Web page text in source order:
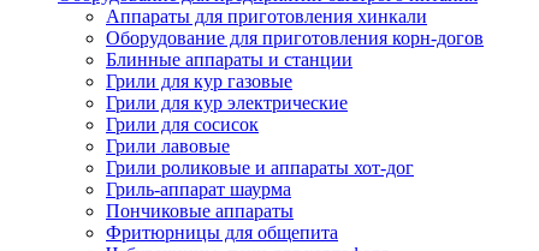
Аппараты для приготовления хинкали
Оборудование для приготовления корн-догов
Блинные аппараты и станции
Грили для кур газовые
Грили для кур электрические
Грили для сосисок
Грили лавовые
Грили роликовые и аппараты хот-дог
Гриль-аппарат шаурма
Пончиковые аппараты
Фритюрницы для общепита